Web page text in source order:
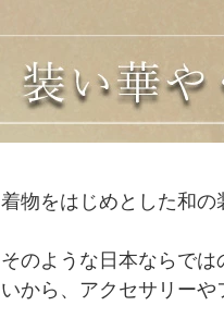
着物をはじめとした和
そのような日本ならで
いから、アクセサリー